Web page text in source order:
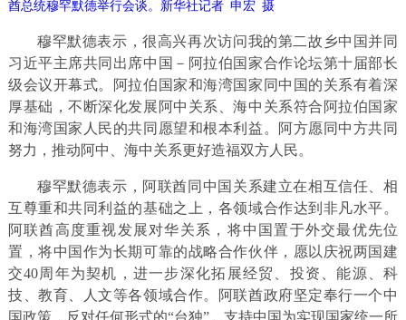
酋总统穆罕默德举行会谈。新华社记者 申宏 摄
穆罕默德表示，很高兴再次访问我的第二故乡中国并同
习近平主席共同出席中国－阿拉伯国家合作论坛第十届部长
级会议开幕式。阿拉伯国家和海湾国家同中国的关系有着深
厚基础，不断深化发展阿中关系、海中关系符合阿拉伯国家
和海湾国家人民的共同愿望和根本利益。阿方愿同中方共同
努力，推动阿中、海中关系更好造福双方人民。
穆罕默德表示，阿联酋同中国关系建立在相互信任、相
互尊重和共同利益的基础之上，各领域合作达到非凡水平。
阿联酋高度重视发展对华关系，将中国置于外交最优先位
置，将中国作为长期可靠的战略合作伙伴，愿以庆祝两国建
交40周年为契机，进一步深化拓展经贸、投资、能源、科
技、教育、人文等各领域合作。阿联酋政府坚定奉行一个中
国政策，反对任何形式的“台独”，支持中国为实现国家统一所